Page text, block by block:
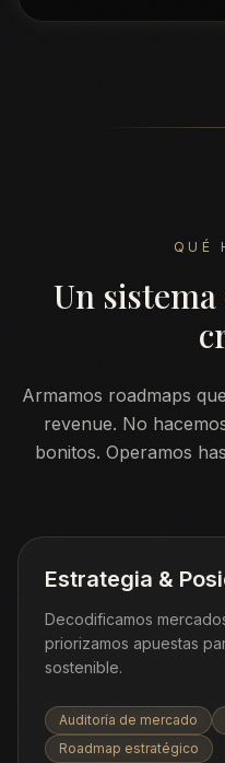
QUÉ
Un
Armamos roadmaps
revenue. No
bonitos. Operamos
Estrategia &
Decodificamos
priorizamos apuestas
sostenible.
Auditoría de mercado
Roadmap estratégico